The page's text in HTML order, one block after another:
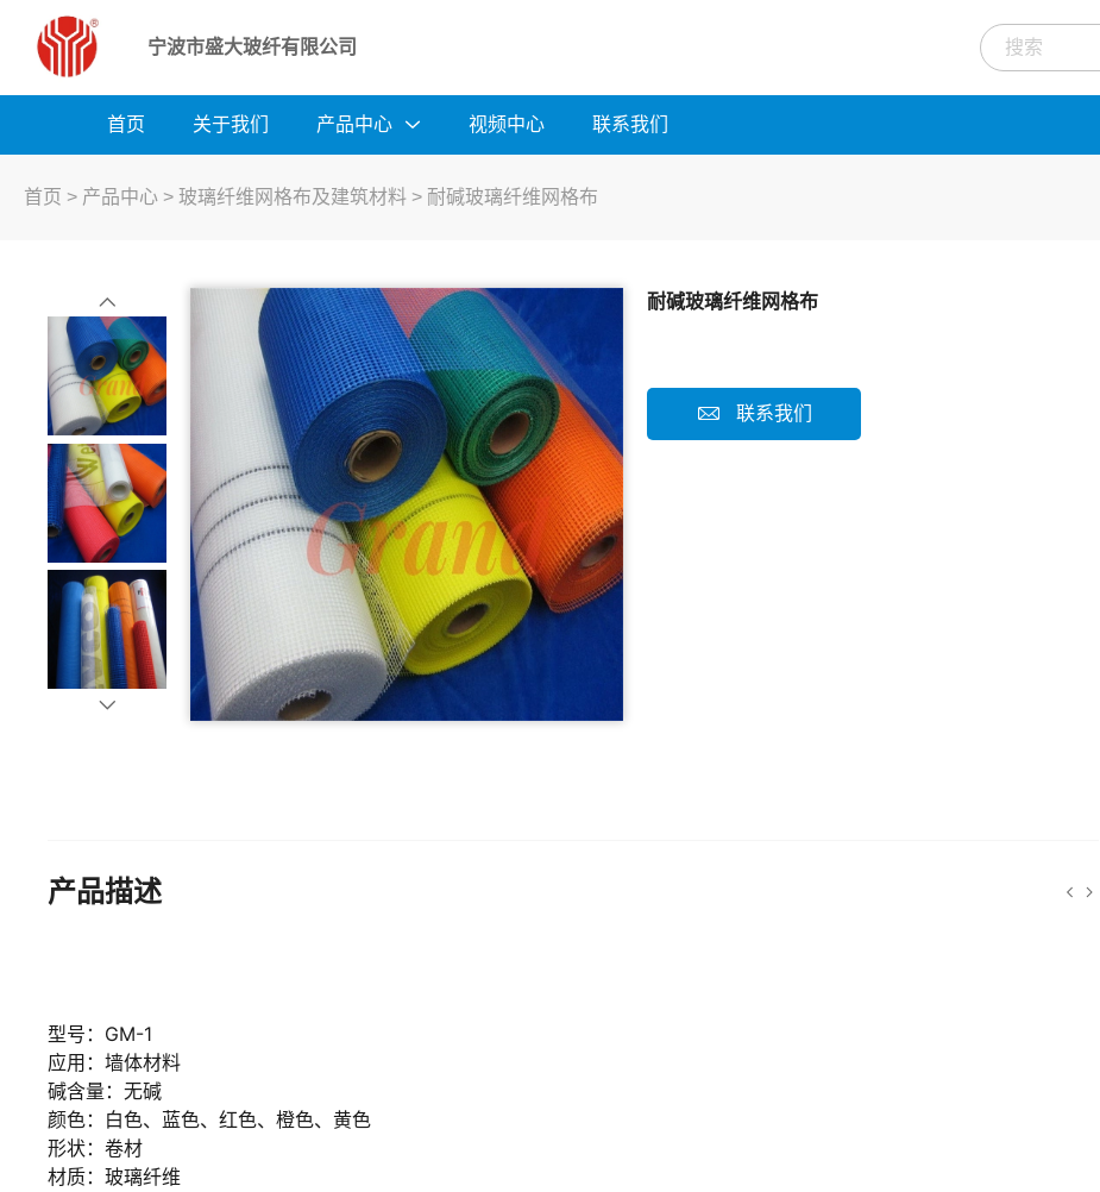
宁波市盛大玻纤有限公司
首页 关于我们 产品中心 视频中心 联系我们
首页 > 产品中心 > 玻璃纤维网格布及建筑材料 > 耐碱玻璃纤维网格布
耐碱玻璃纤维网格布
联系我们
产品描述
型号：GM-1
应用：墙体材料
碱含量：无碱
颜色：白色、蓝色、红色、橙色、黄色
形状：卷材
材质：玻璃纤维